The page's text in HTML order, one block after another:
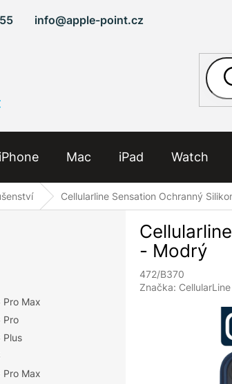
info@apple-point.cz
iPhone Mac iPad Watch
Cellularline Sensation Ochranný
Pro Max
Pro
Plus
Pro Max
- Modrý
472/B370
Značka: CellularLine